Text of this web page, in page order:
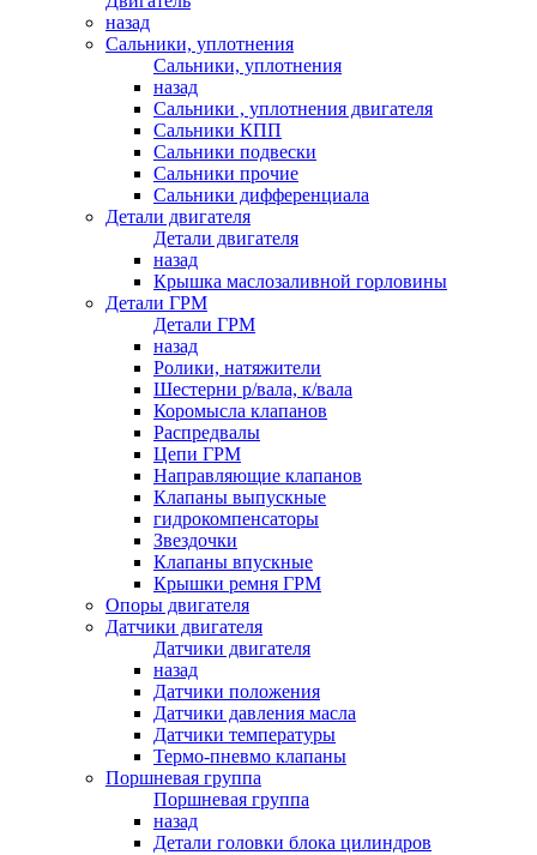
назад
Сальники, уплотнения
Сальники, уплотнения
назад
Сальники , уплотнения двигателя
Сальники КПП
Сальники подвески
Сальники прочие
Сальники дифференциала
Детали двигателя
Детали двигателя
назад
Крышка маслозаливной горловины
Детали ГРМ
Детали ГРМ
назад
Ролики, натяжители
Шестерни р/вала, к/вала
Коромысла клапанов
Распредвалы
Цепи ГРМ
Направляющие клапанов
Клапаны выпускные
гидрокомпенсаторы
Звездочки
Клапаны впускные
Крышки ремня ГРМ
Опоры двигателя
Датчики двигателя
Датчики двигателя
назад
Датчики положения
Датчики давления масла
Датчики температуры
Термо-пневмо клапаны
Поршневая группа
Поршневая группа
назад
Детали головки блока цилиндров